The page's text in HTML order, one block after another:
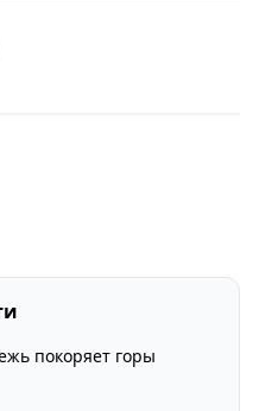
покоряет горы